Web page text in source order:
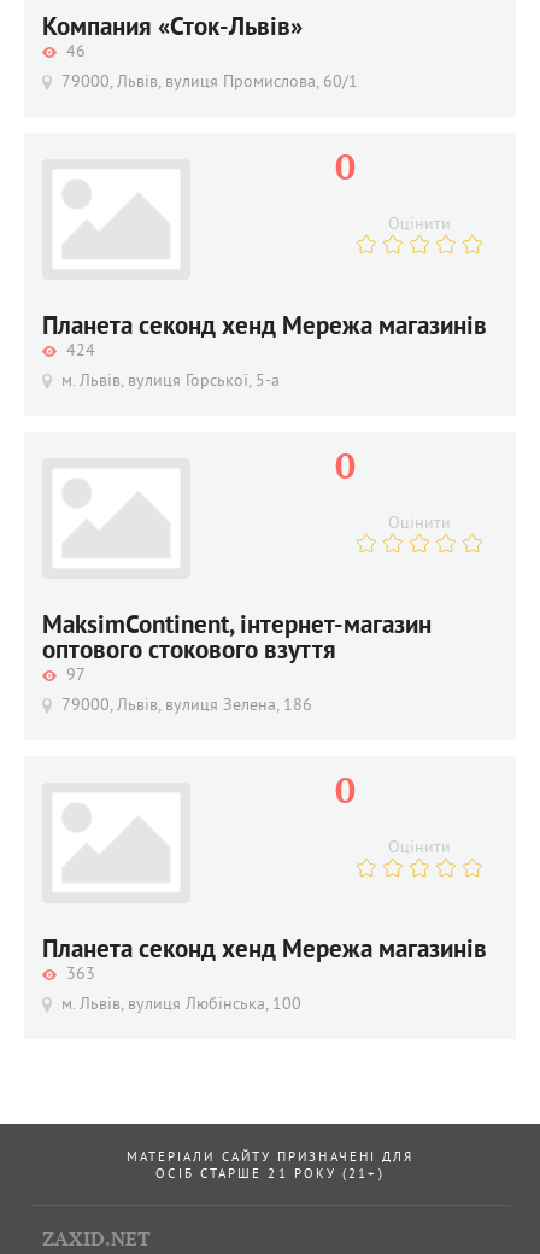
Компания «Сток-Львів»
46
79000, Львів, вулиця Промислова, 60/1
Планета секонд хенд Мережа магазинів
424
м. Львів, вулиця Горської, 5-а
0
Оцінити
MaksimContinent, інтернет-магазин
оптового стокового взуття
97
79000, Львів, вулиця Зелена, 186
0
Оцінити
Планета секонд хенд Мережа магазинів
363
м. Львів, вулиця Любінська, 100
0
Оцінити
МАТЕРІАЛИ САЙТУ ПРИЗНАЧЕНІ ДЛЯ
ОСІБ СТАРШЕ 21 РОКУ (21+)
ZAXID.NET